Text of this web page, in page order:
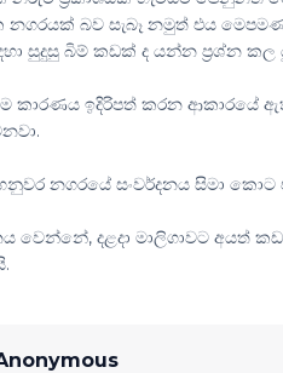
නගරයක් බව සැබෑ නමුත් එය
සුදුසු බිම් කඩක් ද යන්න ප්‍රශ්න කල
කාරණය ඉදිරිපත් කරන ආකාරයේ
නගරයේ සංවර්දනය සිමා
වෙන්නේ, දළදා මාලිගාවට අයත්